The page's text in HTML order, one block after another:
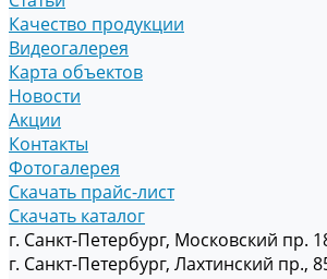
Качество продукции
Видеогалерея
Карта объектов
Новости
Акции
Контакты
Фотогалерея
Скачать прайс-лист
Скачать каталог
г. Санкт-Петербург, Московский пр.
г. Санкт-Петербург, Лахтинский пр.,